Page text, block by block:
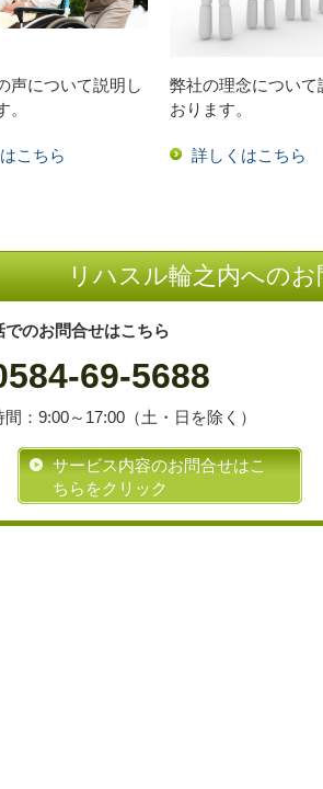
声について説明し
。
こちら
弊社の理念について
おります。
詳しくはこちら
リハスル輪之内への
でのお問合せはこちら
69-5688
間：9:00～17:00 （土・日を除く）
サービス内容のお問合せはこ
ちらをクリック